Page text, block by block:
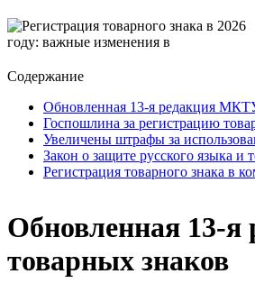
Содержание
Обновленная 13-я редакция
Госпошлина за регистрацию
Увеличены штрафы за
Закон о защите русского языка и
Регистрация товарного знака в
Обновленная 13-
товарных знаков